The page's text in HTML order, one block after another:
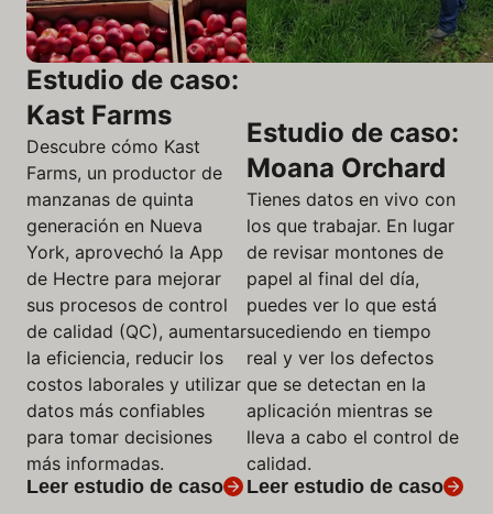
Estudio de caso:
Kast Farms
Descubre cómo Kast
Farms, un productor de
manzanas de quinta
generación en Nueva
York, aprovechó la App
de Hectre para mejorar
sus procesos de control
de calidad (QC), aumentar
la eficiencia, reducir los
costos laborales y utilizar
datos más confiables
para tomar decisiones
más informadas.
Leer estudio de caso
Estudio de caso:
Moana Orchard
Tienes datos en vivo con
los que trabajar. En lugar
de revisar montones de
papel al final del día,
puedes ver lo que está
sucediendo en tiempo
real y ver los defectos
que se detectan en la
aplicación mientras se
lleva a cabo el control de
calidad.
Leer estudio de caso